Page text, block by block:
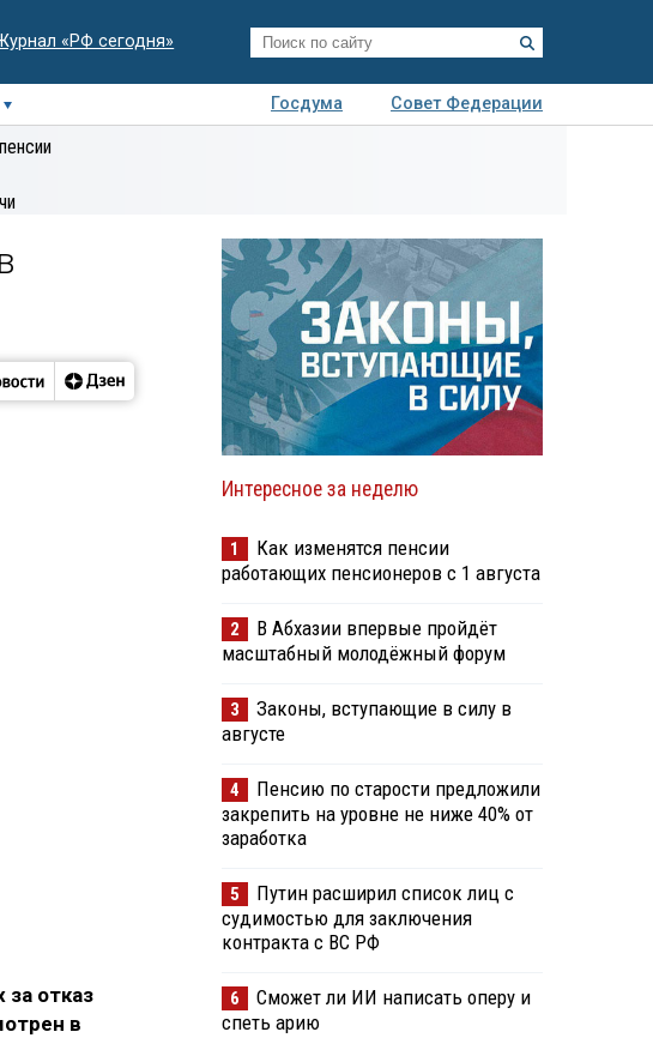
«РФ сегодня»
Госдума
Совет Федерации
Деловая
отказ
в
Интересное за неделю
1
Как изменятся пенсии
работающих пенсионеров с 1 августа
2
В Абхазии впервые пройдёт
масштабный молодёжный форум
3
Законы, вступающие в силу в
августе
4
Пенсию по старости предложили
закрепить на уровне не ниже 40% от
заработка
5
Путин расширил список лиц с
судимостью для заключения
контракта с ВС РФ
6
Сможет ли ИИ написать оперу и
спеть арию